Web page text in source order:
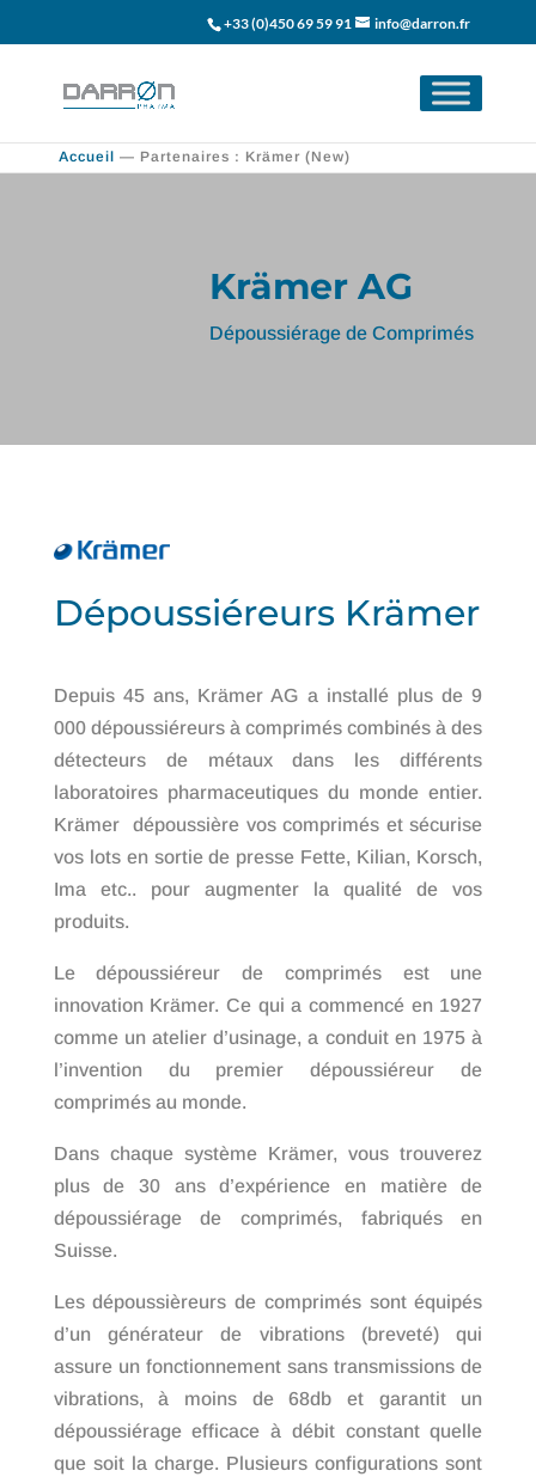
+33 (0)450 69 59 91 info@darron.fr
Accueil — Partenaires : Krämer (New)
Krämer AG
Dépoussiérage de Comprimés
Dépoussiéreurs Krämer
Depuis 45 ans, Krämer AG a installé plus de 9
000 dépoussiéreurs à compriméscombinés à des
détecteurs de métaux dans les différents
laboratoires pharmaceutiques du monde entier.
Krämer dépoussière vos comprimés et sécurise
vos lots en sortie de presse Fette, Kilian, Korsch,
Ima etc.. pour augmenter la qualitéde vos
produits.
Le dépoussiéreur de comprimés est une
innovation Krämer. Ce qui a commencé en 1927
comme un atelier d’usinage, a conduit en 1975 à
l’invention du premier dépoussiéreur de
comprimés au monde.
Dans chaque système Krämer, vous trouverez
plus de 30 ans d’expérience en matière de
dépoussiérage de comprimés, fabriqués en
Suisse.
Les dépoussièreurs de comprimés sont équipés
d’un générateur de vibrations (breveté) qui
assure un fonctionnement sans transmissions de
vibrations, à moins de 68db et garantit un
dépoussiérage efficace à débit constant quelle
que soit la charge. Plusieurs configurations sont